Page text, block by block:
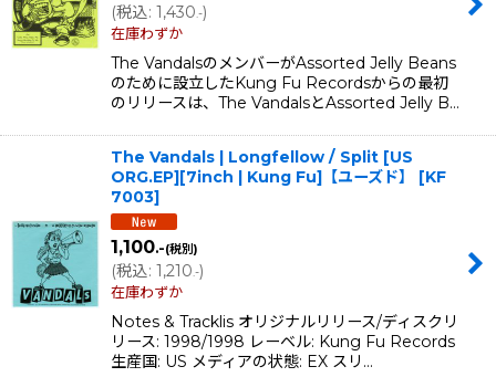
(税込: 1,430.-)
在庫わずか
The VandalsのメンバーがAssorted Jelly Beans
のために設立したKung Fu Recordsからの最初
のリリースは、The VandalsとAssorted Jelly B…
The Vandals | Longfellow / Split [US
ORG.EP][7inch | Kung Fu]【ユーズド】
[KF
7003]
1,100.-(税別)
(税込: 1,210 .-)
在庫わずか
Notes & Tracklis オリジナルリリース/ディスクリ
リース: 1998/1998 レーベル: Kung Fu Records
生産国: US メディアの状態: EX スリ…